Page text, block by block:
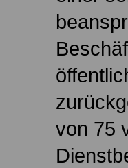
von 75